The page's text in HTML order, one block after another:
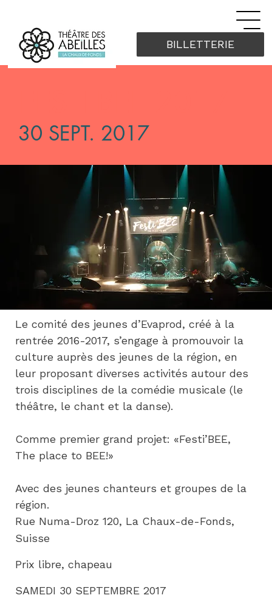
BILLETTERIE
Le comité des jeunes d’Evaprod, créé à la
rentrée 2016-2017, s’engage à promouvoir la
culture auprès des jeunes de la région, en
leur proposant diverses activités autour des
trois disciplines de la comédie musicale (le
théâtre, le chant et la danse).
​Comme premier grand projet: «Festi’BEE,
The place to BEE!»
Avec des jeunes chanteurs et groupes de la
région.
SAMEDI 30 SEPTEMBRE 2017
Prix libre, chapeau
Rue Numa-Droz 120, La Chaux-de-Fonds,
Suisse
30 SEPT. 2017